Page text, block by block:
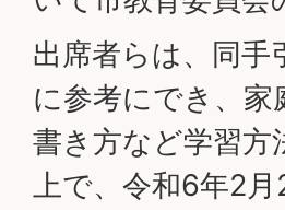
出席者らは、同
に参考にでき、
書き方など学習
上で、令和6年2